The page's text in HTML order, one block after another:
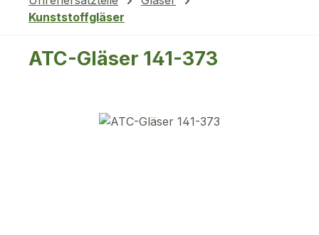
Kunststoffgläser
ATC-Gläser 141-373
Bildergalerie überspringen